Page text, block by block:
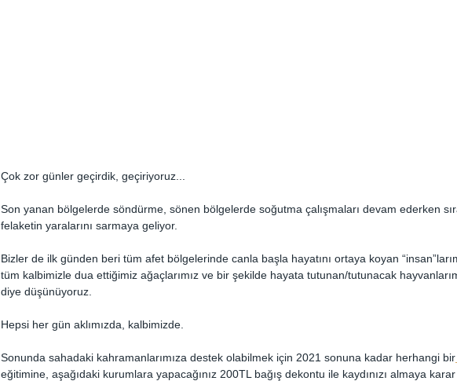
Çok zor günler geçirdik, geçiriyoruz...
Son yanan bölgelerde söndürme, sönen bölgelerde soğutma çalışmaları devam ederken
felaketin yaralarını sarmaya geliyor.
Bizler de ilk günden beri tüm afet bölgelerinde canla başla hayatını ortaya koyan
tüm kalbimizle dua ettiğimiz ağaçlarımız ve bir şekilde hayata tutunan/tutunacak
diye düşünüyoruz.
Hepsi her gün aklımızda, kalbimizde.
Sonunda sahadaki kahramanlarımıza destek olabilmek için 2021 sonuna kadar herhangi bir
eğitimine, aşağıdaki kurumlara yapacağınız 200TL bağış dekontu ile kaydınızı almaya karar